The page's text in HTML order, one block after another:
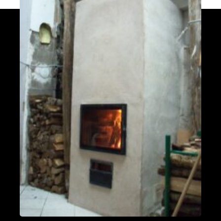
PDM L
Éternoz 25330
Modèle L sans enduit
Saint-Jean-de-Chevelu 73170
oxalis L
Piégros-la-Clastre 26400
PDM L
Fleurus
PDM Oxalibre XL avec sortie des